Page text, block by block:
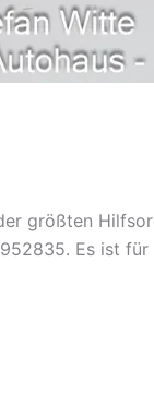
größten
Es ist für